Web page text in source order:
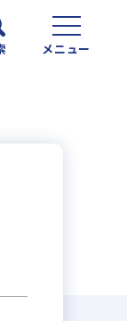
メニュー